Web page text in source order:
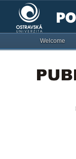
Welcome